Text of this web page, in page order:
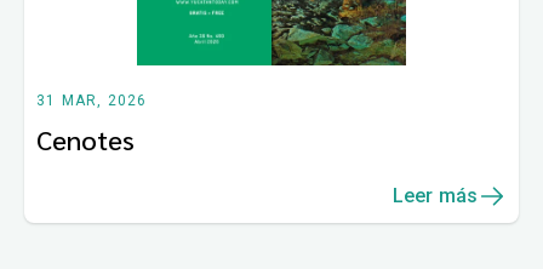
31 MAR, 2026
Cenotes
Leer más